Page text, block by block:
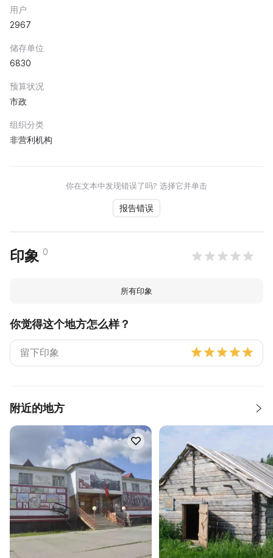
用户
2967
储存单位
6830
预算状况
市政
组织分类
非营利机构
你在文本中发现错误了吗? 选择它并单击
报告错误
印象 0
所有印象
你觉得这个地方怎么样？
附近的地方